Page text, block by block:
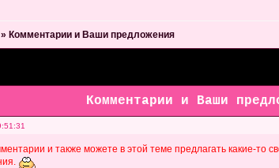
»Комментарии и Ваши предложения
Комментарии и Ваши
и также можете в этой теме предлагать какие-